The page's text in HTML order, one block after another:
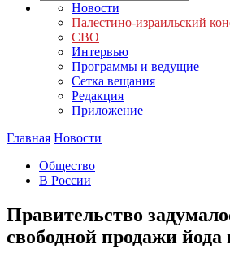
Новости
Палестино-израильский
СВО
Интервью
Программы и ведущие
Сетка вещания
Редакция
Приложение
Главная Новости
Общество
В России
Правительство
свободной продажи йода